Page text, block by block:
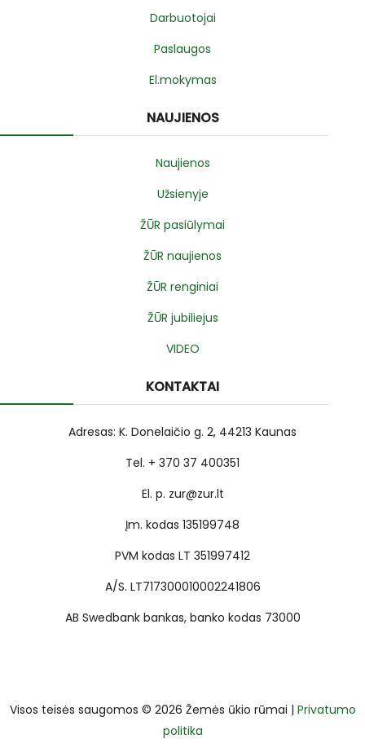
Darbuotojai
Paslaugos
El.mokymas
NAUJIENOS
Naujienos
Užsienyje
ŽŪR pasiūlymai
ŽŪR naujienos
ŽŪR renginiai
ŽŪR jubiliejus
VIDEO
KONTAKTAI
Adresas: K. Donelaičio g. 2, 44213 Kaunas
Tel. + 370 37 400351
El. p. zur@zur.lt
Įm. kodas 135199748
PVM kodas LT 351997412
A/S. LT717300010002241806
AB Swedbank bankas, banko kodas 73000
Visos teisės saugomos © 2026 Žemės ūkio rūmai | Privatumo
politika